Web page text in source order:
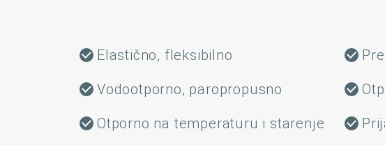
Elastično, fleksibilno
Vodootporno, paropropusno
Otporno na temperaturu i starenje